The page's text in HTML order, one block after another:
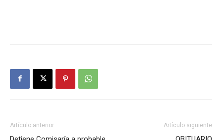
Artículo anterior Artículo siguiente